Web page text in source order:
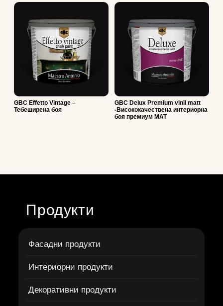
GBC Effetto Vintage –
Тебеширена боя
GBC Delux Premium vinil matt
-Висококачествена интериорна
боя премиум МАТ
Продукти
Фасадни продукти
Интериорни продукти
Декоративни продукти